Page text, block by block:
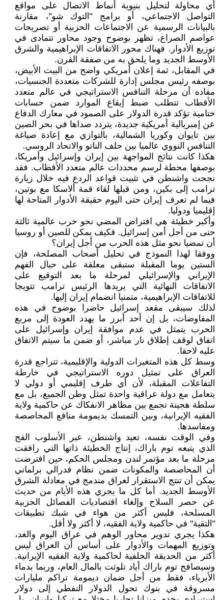
أي محاولة لتحليل بنيوية أنماط الاتصال على مواقع
التواصل الاجتماعي، أو برامج "التوك شو"، مقارنة
بالبيانات الرسمية عن الاجتماعات الحزبية أو تصريحات
عواصم الصراع، تظهر بوضوح وجود محاور تتمادى في
توزيع الأدوار. فهناك محور الاتفاقات الإبراهيمية والشرق
الأوسط الجديد وما يلحق به من صفقة القرن.
في المقابل، ثمة إعلان أمريكي واضح من البيت الأبيض،
بوصفه رئيس مجلس إدارة للشركات متعددة الجنسيات،
مفاده أن مرحلة التنافس الاستراتيجي في عالم متعدد
الأقطاب تتطلب ضبط إيقاع الموارد ضمن حسابات
ختامية تؤكد قدرة الدولار على الصمود في معارك الدفاع
عن إمبريالية أمريكية جديدة، يتردد صداها في بحر الصين
بين تايوان وكوريا الشمالية، بالتوازي مع إعادة صياغة
التنافس النووي عالميا بين حلف الناتو والاتحاد الروسي.
هكذا كانت نتائج المواجهة بين إيران وإسرائيل وأمريكا،
بوصفها محطة لرسم محددات عالم متعدد الأقطاب. فقد
نجحت واشنطن في تثبيت قواعد الردع فيه خلال زيارة
ترامب إلى بكين، ومن قبلها لقاء قمة ألاسكا مع بوتين،
فيما لم تعرف إيران حتى اليوم حقيقة الأدوار المتاحة لها
إقليميا ودوليا.
وأكبر خطيئة هي افتراض المضي نحو حرب عالمية ثالثة
حتى من أجل أمن إسرائيل. فكيف يمكن للصين أو روسيا
أن تمضيا نحو مثل هذه الحرب من أجل إيران؟
ووفقا لهذا النموذج في تحليل أصحاب المصلحة، فإن
الستين يوما المقبلة ستبقى معلقة على حبال الفهم
الإيراني والإسرائيلي لمرحلة ما بعد التوقيع على
الاتفاقات النهائية التي يريدها الرئيس ترامب تتويجا
للاتفاقات الإبراهيمية، متمنيا انضمام إيران إليها.
لذلك سيبقى مقعد إسرائيل حاضرا بوضوح في هذه
المفاوضات، بل إن أحد أبرز ما يهدد العودة إلى مربع
الحرب يتمثل في عدم موافقة إيران وإسرائيل على
اتفاق لوقف إطلاق نار مباشر، أو ضمن ما سيتم الاتفاق
عليه لاحقا.
وسط كل هذه المتغيرات الدولية والإقليمية، تتراجع قدرة
العراق على تمثيل دوره الاستراتيجي في خارطة
التفاعلات المقبلة، لأن أي طرف إقليمي أو دولي لا
يتعامل مع دولة عراقية واحدة تمثل وطن الجميع، بل مع
سلطة هجينة تجمع بين مظاهر الانفكاك عن حاكمية ولاية
الفقيه الإيرانية، وبين التمسك بديمومة منافع المحاصصة
ومفاسدها.
وفي الوقت نفسه، تعيد واشنطن، عبر الأسلوب الفج
الذي يتبعه توم باراك، إنتاج الخطيئة ذاتها التي رافقت
مرحلة ما بعد مؤتمر لندن ومجلس الحكم، حين افترضت
أن المحاصصة والمكونات ضمن نظام فدرالي برلماني
يمكن أن تنتج الاستقرار لعراق مندمج في معادلة الشرق
الأوسط الجديد. أما كل ما يجري هذه الأيام من حديث
عن حصر السلاح وإلغاء اقتصاديات الفصائل الحزبية
المسلحة، فليس أكثر من هواء في شبك تطبيقات
"التقية" في حاكمية ولاية الفقيه، لا أكثر ولا أقل.
هكذا يجري تدوير محاور الوهم في عراق اليوم والغد،
وتوزيع المهمات والأدوار على أساس أن العراق ليس
أكثر من الحديقة الخلفية لحاكمية ولاية الفقيه الإيرانية.
وسيصافح توم باراك أياد تلوثت بالمال العام، وربما بدماء
الأبرياء، فقط من أجل ضمان ديمومة تراكم مليارات
مسروقة في بنوك تحول الدولار النفطي إلى دولار